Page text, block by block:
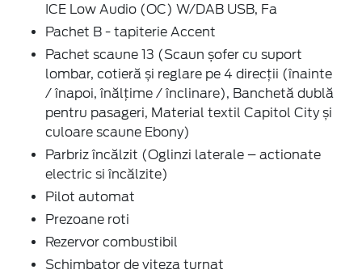
ICE Low Audio (OC) W/DAB USB, Fa
Pachet B - tapiterie Accent
Pachet scaune 13 (Scaun șofer cu suport
lombar, cotieră și reglare pe 4 direcții (înainte
/ înapoi, înălțime / înclinare), Banchetă dublă
pentru pasageri, Material textil Capitol City și
culoare scaune Ebony)
Parbriz încălzit (Oglinzi laterale – actionate
electric si încălzite)
Pilot automat
Prezoane roti
Rezervor combustibil
Schimbator de viteza turnat